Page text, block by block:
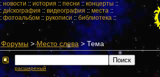
новости :: история :: песни::концерты ::
дискография :: видеография :: места ::
фотоальбом :: рукописи :: библиотека::
Форумы >Место слева> Тема
расширеный